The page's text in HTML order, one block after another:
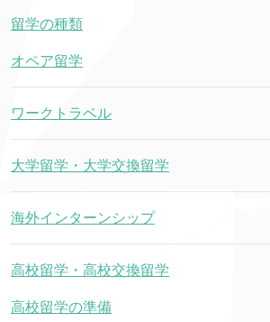
留学の種類
オペア留学
ワークトラベル
大学留学・大学交換留学
海外インターンシップ
高校留学・高校交換留学
高校留学の準備